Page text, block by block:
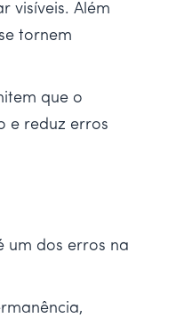
visíveis. Além
tornem
que o
e reduz erros
um dos erros na